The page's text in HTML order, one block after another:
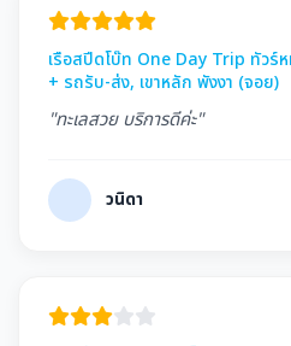
เรือสปีดโบ๊ท One Day Trip ทัวร์
+ รถรับ-ส่ง, เขาหลัก พังงา (จอย)
"ทะเลสวย บริการดีค่ะ"
วนิดา